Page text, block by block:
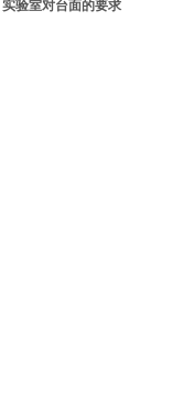
实验室对台面的要求